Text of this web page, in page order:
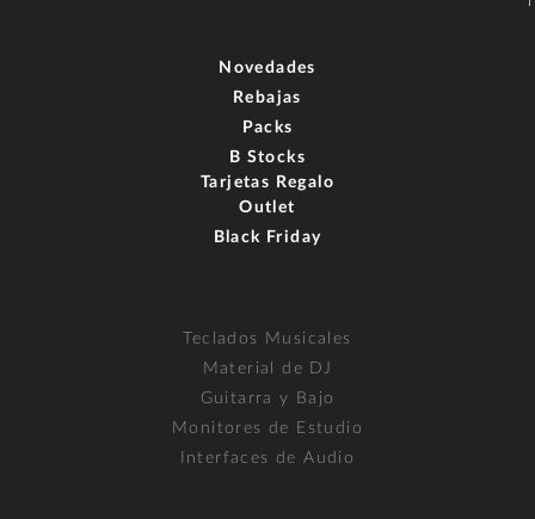
Novedades
Rebajas
Packs
B Stocks
Tarjetas Regalo
Outlet
Black Friday
Teclados Musicales
Material de DJ
Guitarra y Bajo
Monitores de Estudio
Interfaces de Audio